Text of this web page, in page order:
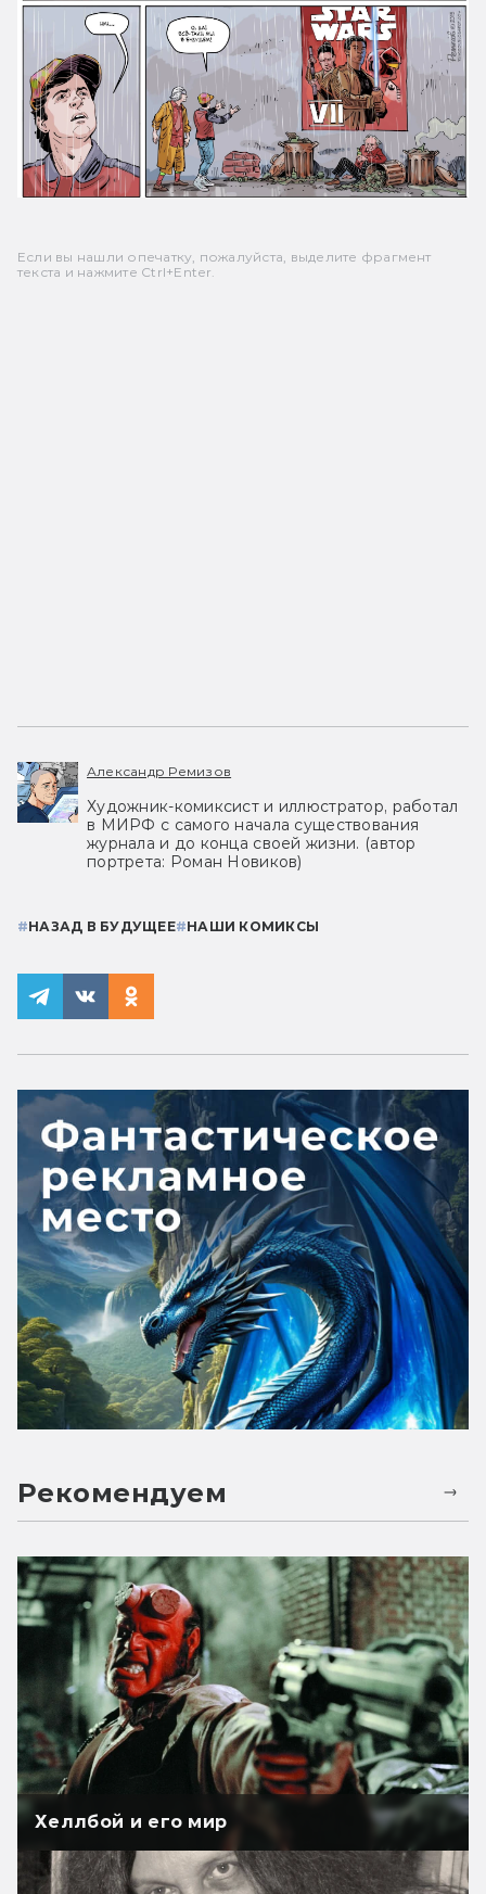
Если вы нашли опечатку, пожалуйста, выделите фрагмент
текста и нажмите Ctrl+Enter.
Александр Ремизов
Художник-комиксист и иллюстратор, работал
в МИРФ с самого начала существования
журнала и до конца своей жизни. (автор
портрета: Роман Новиков)
#НАЗАД В БУДУЩЕЕ#НАШИ КОМИКСЫ
Рекомендуем
Хеллбой и его мир